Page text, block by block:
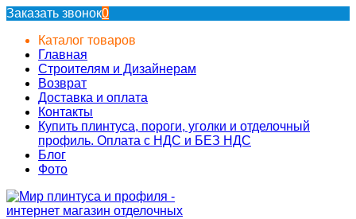
Заказать звонок0
Каталог товаров
Главная
Строителям и Дизайнерам
Возврат
Доставка и оплата
Контакты
Купить плинтуса, пороги, уголки и отделочный
профиль. Оплата с НДС и БЕЗ НДС
Блог
Фото